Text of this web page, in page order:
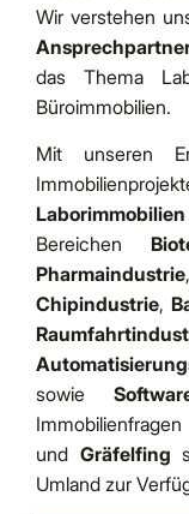
Wir verstehen
das Thema
Büroimmobilien.
Mit unseren
Laborimmobilien
Bereichen
Pharmaindustrie
Chipindustrie,
sowie
und Gräfelfing
Umland zur